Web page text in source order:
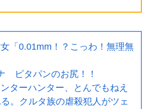
女「0.01mm！？こっわ！無理無
ピタパンのお尻！！
ンターハンター、とんでもねえ
。クルタ族の虐殺犯人がツェ